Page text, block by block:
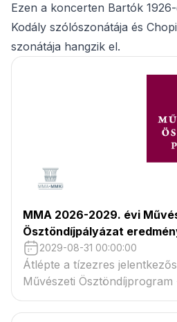
Ezen a koncerten Bartók
Kodály szólószonátája és
szonátája hangzik el.
MMA 2026-2029. évi
Ösztöndíjpályázat
2029-08-31 00:00:00
Átlépte a tízezres
Művészeti
tartaléklistás pályázók
csatolmányban